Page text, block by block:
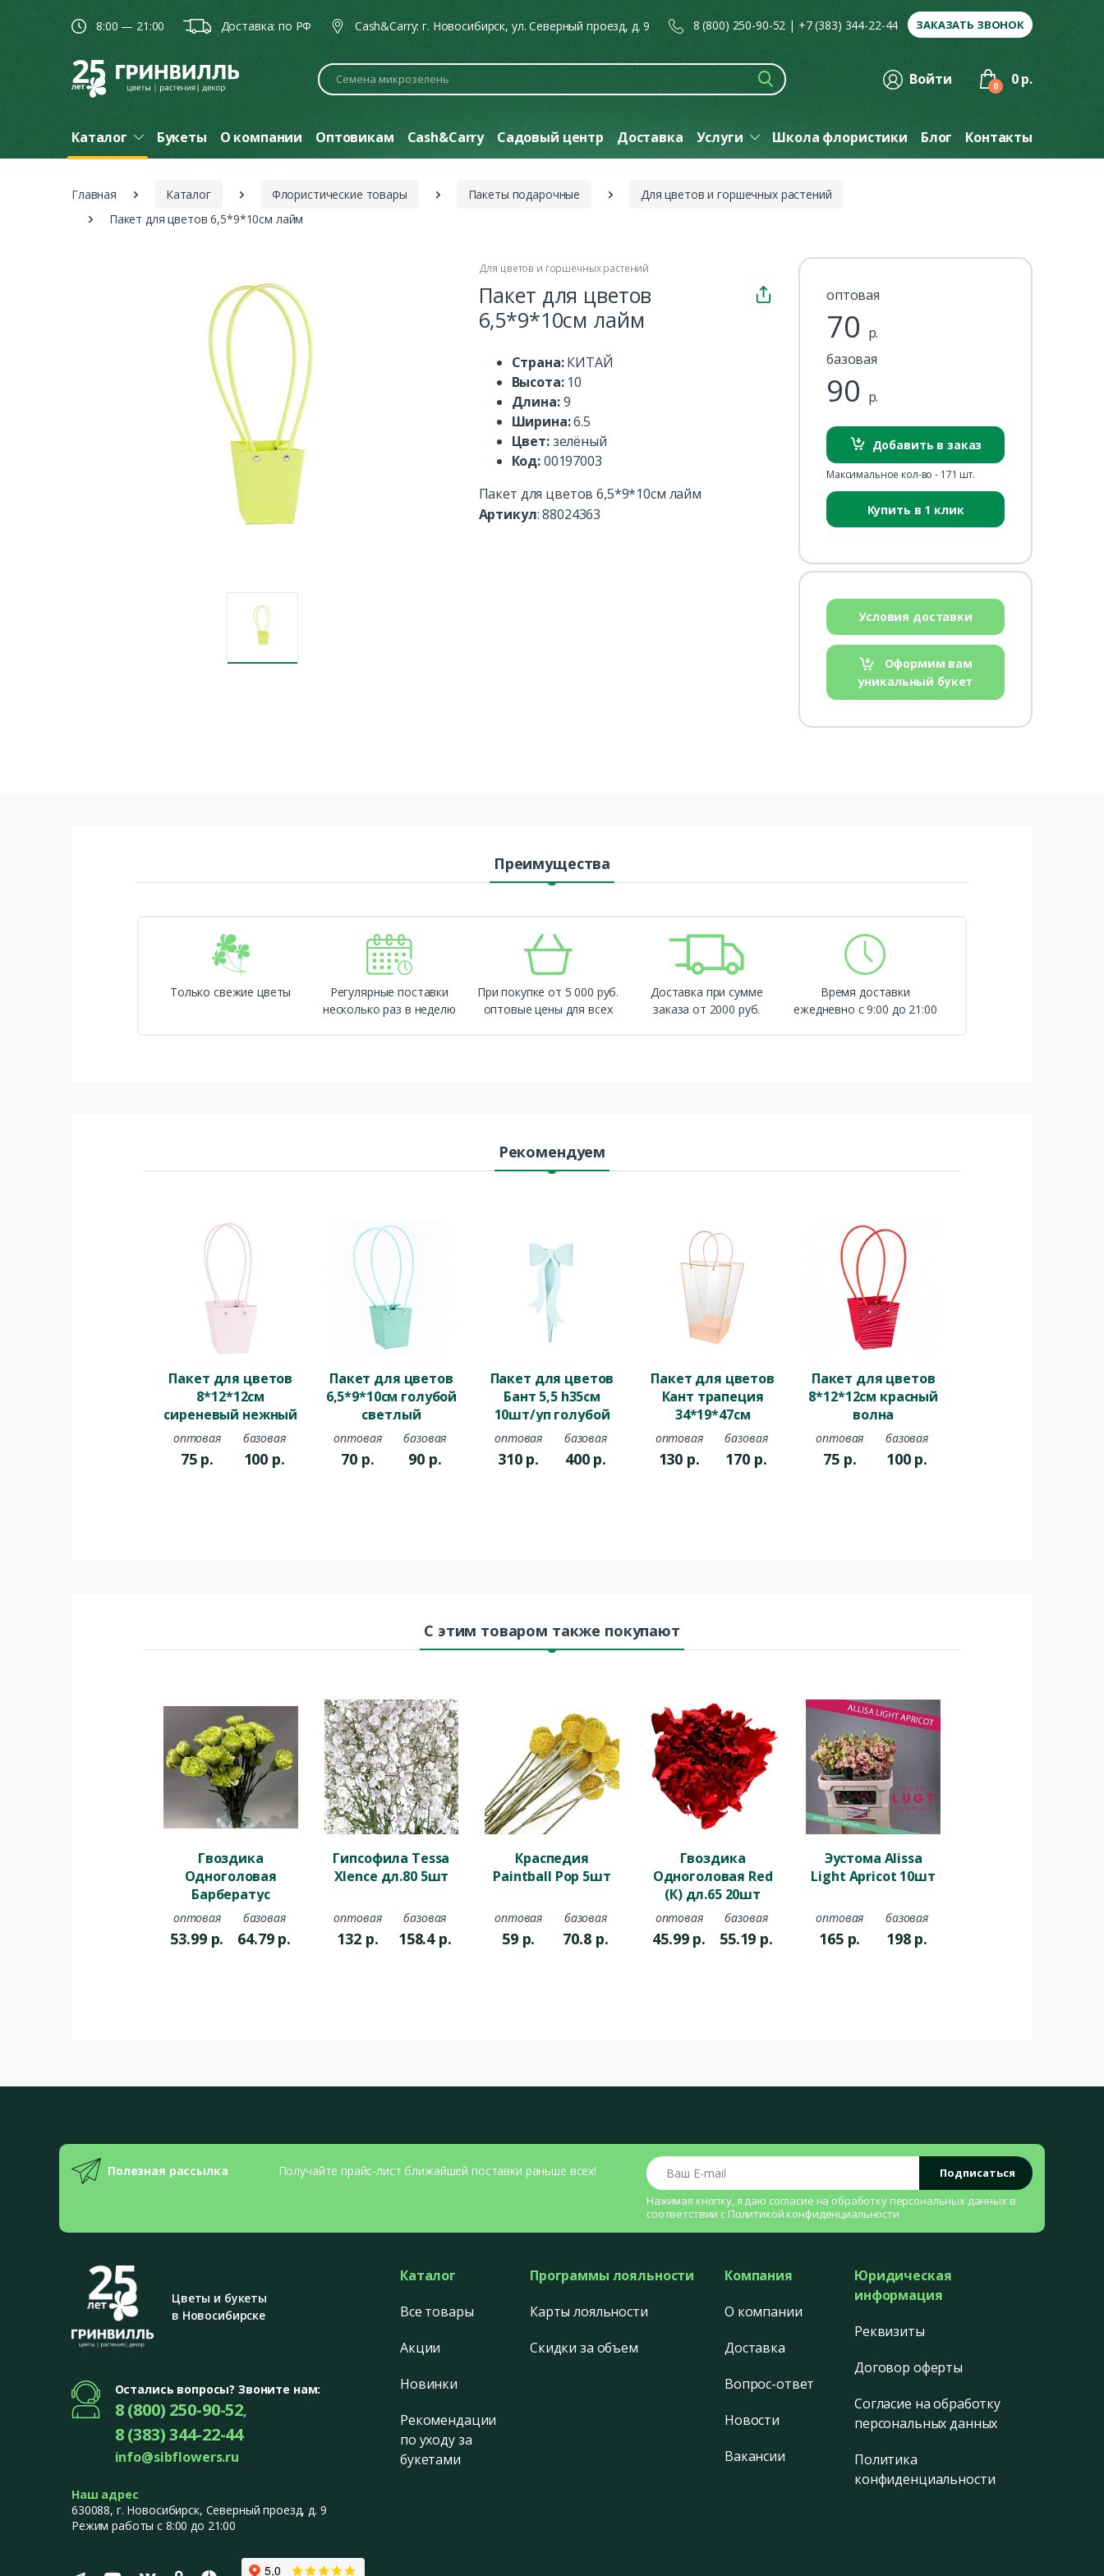
8:00 — 21:00 Доставка: по РФ Cash&Carry: г. Новосибирск, ул. Северный проезд, д. 9 8 (800) 250-90-52 | +7 (383) 344-22-44 ЗАКАЗАТЬ ЗВОНОК
Поиск Войти 0 0 р.
Каталог Букеты О компании Оптовикам Cash&Carry Садовый центр Доставка Услуги Школа флористики Блог Контакты
Главная Каталог Флористические товары Пакеты подарочные
Для цветов и горшечных растений
Пакет для цветов 6,5*9*10см лайм
Для цветов и горшечных растений
Пакет для цветов
6,5*9*10см лайм
Страна:КИТАЙ
Высота: 10
Длина:9
Ширина:6.5
Цвет:зелёный
Код:00197003
Пакет для цветов 6,5*9*10см лайм
Артикул:88024363
оптовая
70 р.
базовая
90 р.
Добавить в заказ
Максимальное кол-во - 171 шт.
Купить в 1 клик
Условия доставки
Оформим вам
уникальный букет
Преимущества
Только свежие цветы
Регулярные поставки
несколько раз в неделю
При покупке от 5 000 руб.
оптовые цены для всех
Доставка при сумме
заказа от 2000 руб.
Время доставки
ежедневно с 9:00 до 21:00
Рекомендуем
Пакет для цветов
8*12*12см
сиреневый нежный
оптовая
75 р.
базовая
100 р.
Пакет для цветов
6,5*9*10см голубой
светлый
оптовая
70 р.
базовая
90 р.
Пакет для цветов
Бант 5,5 h35см
10шт/уп голубой
оптовая
310 р.
базовая
400 р.
Пакет для цветов
Кант трапеция
34*19*47см
персиковый
оптовая
130 р.
базовая
170 р.
Пакет для цветов
8*12*12см красный
волна
оптовая
75 р.
базовая
100 р.
С этим товаром также покупают
Гвоздика
Одноголовая
Барбератус
Сентпатрик (К)
дл.65 20шт
оптовая
53.99 р.
базовая
64.79 р.
Гипсофила Tessa
Xlence дл.80 5шт
оптовая
132 р.
базовая
158.4 р.
Краспедия
Paintball Pop 5шт
оптовая
59 р.
базовая
70.8 р.
Гвоздика
Одноголовая Red
(К) дл.65 20шт
оптовая
45.99 р.
базовая
55.19 р.
Эустома Alissa
Light Apricot 10шт
оптовая
165 р.
базовая
198 р.
Полезная рассылка Получайте прайс-лист ближайшей поставки раньше всех! Ваш E-mail
Подписаться
Нажимая кнопку, я даю согласие на обработку персональных данныхв
соответствии с Политикой конфиденциальности
Цветы и букеты
в Новосибирске
Остались вопросы? Звоните нам:
8 (800) 250-90-52,
8 (383) 344-22-44
info@sibflowers.ru
Наш адрес
630088, г. Новосибирск, Северный проезд, д. 9
Режим работы с 8:00 до 21:00
Каталог
Все товары
Акции
Новинки
Рекомендации
по уходу за
букетами
Программы лояльности
Карты лояльности
Скидки за объем
Компания
О компании
Доставка
Вопрос-ответ
Новости
Вакансии
Юридическая
информация
Реквизиты
Договор оферты
Согласие на обработку
персональных данных
Политика
конфиденциальности